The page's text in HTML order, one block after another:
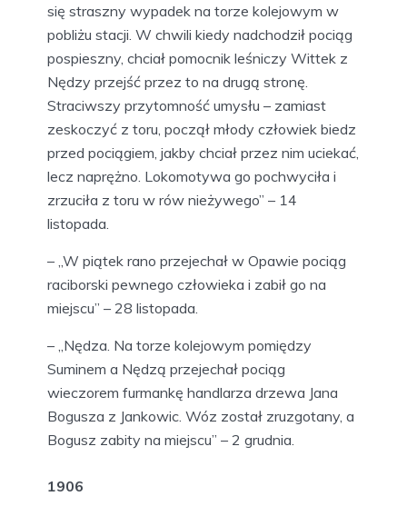
się straszny wypadek na torze kolejowym w
pobliżu stacji. W chwili kiedy nadchodził pociąg
pospieszny, chciał pomocnik leśniczy Wittek z
Nędzy przejść przez to na drugą stronę.
Straciwszy przytomność umysłu – zamiast
zeskoczyć z toru, począł młody człowiek biedz
przed pociągiem, jakby chciał przez nim uciekać,
lecz naprężno. Lokomotywa go pochwyciła i
zrzuciła z toru w rów nieżywego” – 14
listopada.
– „W piątek rano przejechał w Opawie pociąg
raciborski pewnego człowieka i zabił go na
miejscu” – 28 listopada.
– „Nędza. Na torze kolejowym pomiędzy
Suminem a Nędzą przejechał pociąg
wieczorem furmankę handlarza drzewa Jana
Bogusza z Jankowic. Wóz został zruzgotany, a
Bogusz zabity na miejscu” – 2 grudnia.
1906